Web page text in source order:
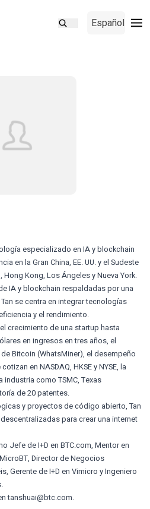
Español
especializado en IA y blockchain
en la Gran China, EE. UU. y el Sudeste
Kong, Los Ángeles y Nueva York.
IA y blockchain respaldadas por una
se centra en integrar tecnologías
y el rendimiento.
crecimiento de una startup hasta
en ingresos en tres años, el
Bitcoin (WhatsMiner), el desempeño
en NASDAQ, HKSE y NYSE, la
como TSMC, Texas
de 20 patentes.
y proyectos de código abierto, Tan
para crear una internet
Jefe de I+D en BTC.com, Mentor en
Director de Negocios
Gerente de I+D en Vimicro y Ingeniero
tanshuai@btc.com.